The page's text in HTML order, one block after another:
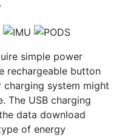
simple power
rechargeable button
charging system might
The USB charging
data download
of energy